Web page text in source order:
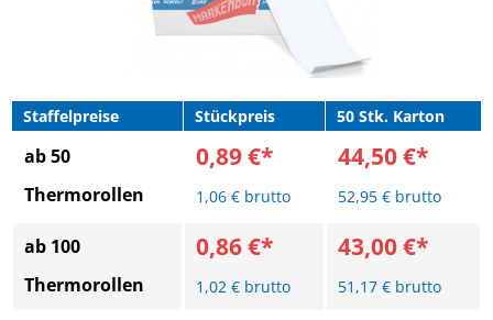
Staffelpreise Stückpreis 50 Stk. Karton
ab 50
Thermorollen
0,89 €*
1,06 € brutto
44,50 €*
52,95 € brutto
ab 100
Thermorollen
0,86 €*
1,02 € brutto
43,00 €*
51,17 € brutto